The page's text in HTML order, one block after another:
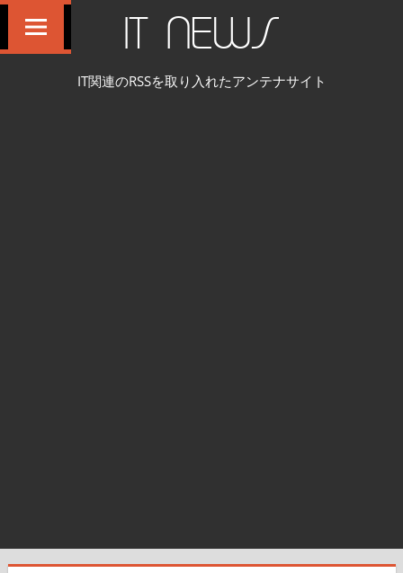
IT NEWS
IT関連のRSSを取り入れたアンテナサイト